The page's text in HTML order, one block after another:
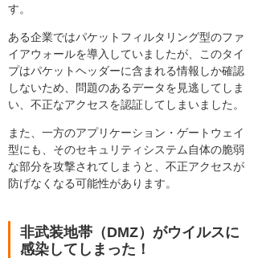
す。
ある企業ではパケットフィルタリング型のファ
イアウォールを導入していましたが、このタイ
プはパケットヘッダーに含まれる情報しか確認
しないため、問題のあるデータを見逃してしま
い、不正なアクセスを認証してしまいました。
また、一方のアプリケーション・ゲートウェイ
型にも、そのセキュリティシステム自体の脆弱
な部分を攻撃されてしまうと、不正アクセスが
防げなくなる可能性があります。
非武装地帯（DMZ）がウイルスに
感染してしまった！